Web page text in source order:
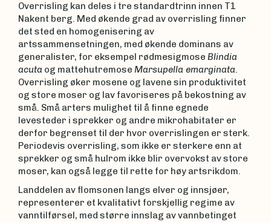
Overrisling kan deles i tre standardtrinn innen T1
Nakent berg. Med økende grad av overrisling finner
det sted en homogenisering av
artssammensetningen, med økende dominans av
generalister, for eksempel rødmesigmose Blindia
acuta og mattehutremose Marsupella emarginata
Overrisling øker mosene og lavene sin produktivitet
og store moser og lav favoriseres på bekostning av
små. Små arters mulighet til å finne egnede
levesteder i sprekker og andre mikrohabitater er
derfor begrenset til der hvor overrislingen er sterk.
Periodevis overrisling, som ikke er sterkere enn at
sprekker og små hulrom ikke blir overvokst av store
moser, kan også legge til rette for høy artsrikdom.
Landdelen av flomsonen langs elver og innsjøer,
representerer et kvalitativt forskjellig regime av
vanntilførsel, med større innslag av vannbetinget